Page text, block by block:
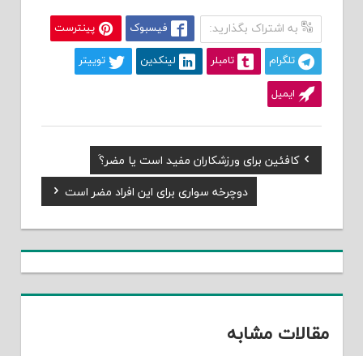
به اشتراک بگذارید: فیسبوک پینترست
تلگرام تامبلر لینکدین توییتر
ایمیل
راهبری
Previous
Post:
کافئین برای ورزشکاران مفید است یا مضر؟َ
Next
Post:
دوچرخه سواری برای این افراد مضر است
مقالات مشابه